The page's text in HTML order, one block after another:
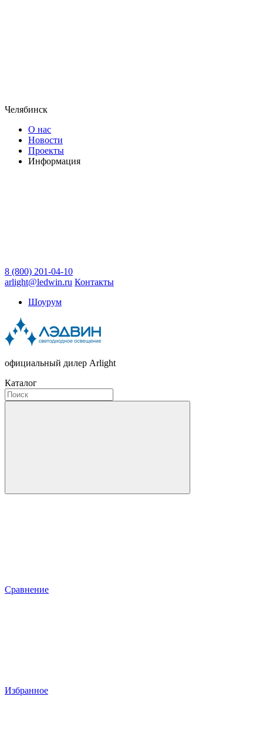
Челябинск
О нас
Новости
Проекты
Информация
8 (800) 201-04-10
arlight@ledwin.ru Контакты
Шоурум
официальный дилер Arlight
Каталог
Сравнение
Избранное